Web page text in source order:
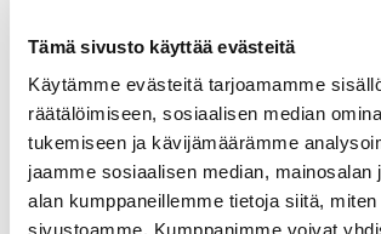
Tämä sivusto käyttää evästeitä
Käytämme evästeitä tarjoamamme
räätälöimiseen, sosiaalisen median
tukemiseen ja kävijämäärämme
jaamme sosiaalisen median, mainosalan
alan kumppaneillemme tietoja siitä,
sivustoamme. Kumppanimme voivat
liittää sivusuunnassa toisiinsa
päällekkäin sitä varten
imukuppien avulla.
441,00€
Original
374,85€
Current